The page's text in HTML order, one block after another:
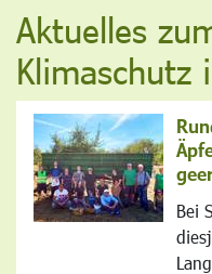
Aktuelles
Klimaschutz
Bei